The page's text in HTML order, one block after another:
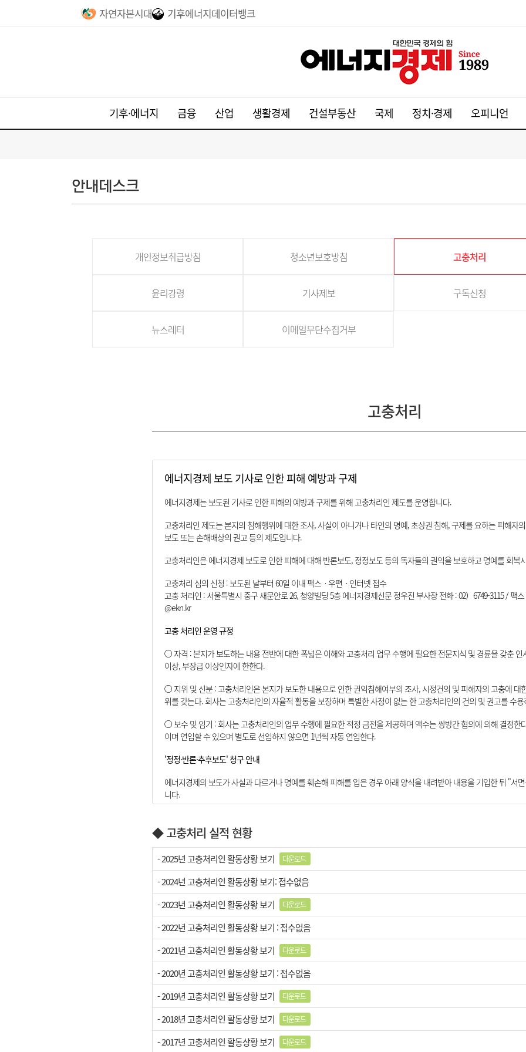
자연자본시대 기후에너지데이터뱅크
기후·에너지 금융 산업 생활경제 건설부동산 국제 정치·경제 오피니언
안내데스크
개인정보취급방침 청소년보호방침 고충처리
윤리강령 기사제보 구독신청
뉴스레터 이메일무단수집거부
고충처리
에너지경제 보도 기사로 인한 피해 예방과 구제
에너지경제는 보도된 기사로 인한 피해의 예방과 구제를 위해 고충처리인 제도를 운영합니다.
고충처리인 제도는 본지의 침해행위에 대한 조사, 사실이 아니거나 타인의 명예, 초상권 침해, 구제를 요하는 피해자
보도 또는 손해배상의 권고 등의 제도입니다.
고충처리인은 에너지경제 보도로 인한 피해에 대해 반론보도, 정정보도 등의 독자들의 권익을 보호하고 명예를 회복
고충처리 심의 신청 : 보도된 날부터 60일 이내 팩스ㆍ우편ㆍ인터넷 접수
고충 처리인 : 서울특별시 중구 새문안로 26, 청양빌딩 5층 에너지경제신문 정우진 부사장 전화 : 02）6749-3115 / 팩
@ekn.kr
고충 처리인 운영 규정
○ 자격 : 본지가 보도하는 내용 전반에 대한 폭넓은 이해와 고충처리 업무 수행에 필요한 전문지식 및 경륜을 갖춘 인
이상, 부장급 이상인자에 한한다.
○ 지위 및 신분 : 고충처리인은 본지가 보도한 내용으로 인한 권익침해여부의 조사, 시정건의 및 피해자의 고충에 대
위를 갖는다. 회사는 고충처리인의 자율적 활동을 보장하며 특별한 사정이 없는 한 고충처리인의 건의 및 권고를 수
○ 보수 및 임기 : 회사는 고충처리인의 업무 수행에 필요한 적정 금전을 제공하며 액수는 쌍방간 협의에 의해 결정한
이며 연임할 수 있으며 별도로 선임하지 않으면 1년씩 자동 연임한다.
'정정·반론·추후보도' 청구 안내
에너지경제의 보도가 사실과 다르거나 명예를 훼손해 피해를 입은 경우 아래 양식을 내려받아 내용을 기입한 뒤 "서
니다.
단, 개인이나 이익단체 또는 특정집단의 이해와 관계되는 주의·주장 및 해석상의 이의제기, 기타 법원의 판단이 요구되
니다.
<아래한글 다운로드 받기>
고충처리인 성명 : 정우진(부사장)
전화번호 : 02-6749-3115
팩스 : 02-867-0453
이메일 : jyj@ekn.kr
주소 : 서울 중구 새문안로 26 (청양빌딩) 5층
◆ 고충처리 실적 현황
- 2025년 고충처리인 활동상황 보기 다운로드
- 2024년 고충처리인 활동상황 보기: 접수없음
- 2023년 고충처리인 활동상황 보기
다운로드
- 2022년 고충처리인 활동상황 보기 : 접수없음
- 2021년 고충처리인 활동상황 보기
다운로드
- 2020년 고충처리인 활동상황 보기 : 접수없음
- 2019년 고충처리인 활동상황 보기
다운로드
- 2018년 고충처리인 활동상황 보기 다운로드
- 2017년 고충처리인 활동상황 보기 다운로드